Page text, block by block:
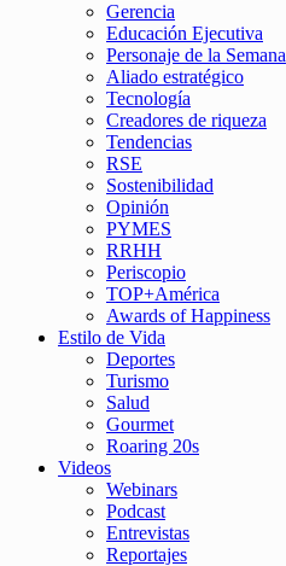
Gerencia
Educación Ejecutiva
Personaje de la Semana
Aliado estratégico
Tecnología
Creadores de riqueza
Tendencias
RSE
Sostenibilidad
Opinión
PYMES
RRHH
Periscopio
TOP+América
Awards of Happiness
Estilo de Vida
Deportes
Turismo
Salud
Gourmet
Roaring 20s
Videos
Webinars
Podcast
Entrevistas
Reportajes